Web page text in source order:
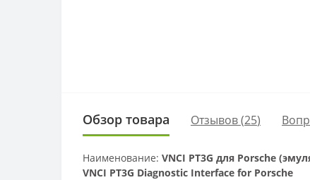
Обзор товара Отзывов (25)
Наименование: VNCI PT3G для Porsche
VNCI PT3G Diagnostic Interface for Porsche